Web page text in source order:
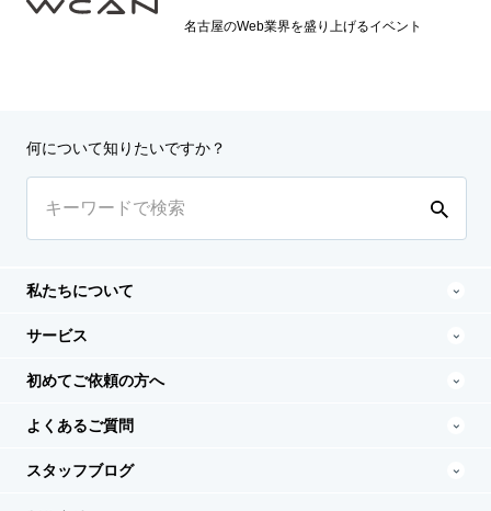
名古屋のWeb業界を盛り上げるイベント
何について知りたいですか？
私たちについて
サービス
初めてご依頼の方へ
よくあるご質問
スタッフブログ